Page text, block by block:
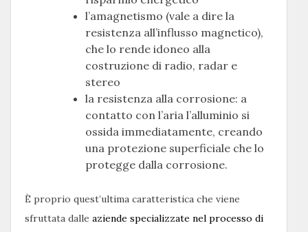
l’amagnetismo (vale a dire la
resistenza all’influsso magnetico),
che lo rende idoneo alla
costruzione di radio, radar e
stereo
la resistenza alla corrosione: a
contatto con l’aria l’alluminio si
ossida immediatamente, creando
una protezione superficiale che lo
protegge dalla corrosione.
È proprio quest’ultima caratteristica che viene
sfruttata dalle aziende specializzate nel processo di